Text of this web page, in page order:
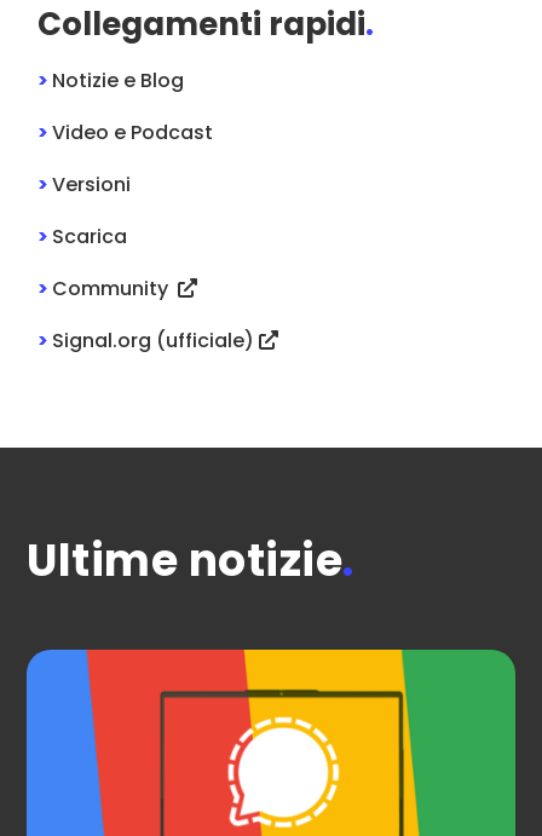
Collegamenti rapidi.
> Notizie e Blog
>Video e Podcast
>Versioni
> Scarica
> Community
> Signal.org (ufficiale)
Ultime notizie.